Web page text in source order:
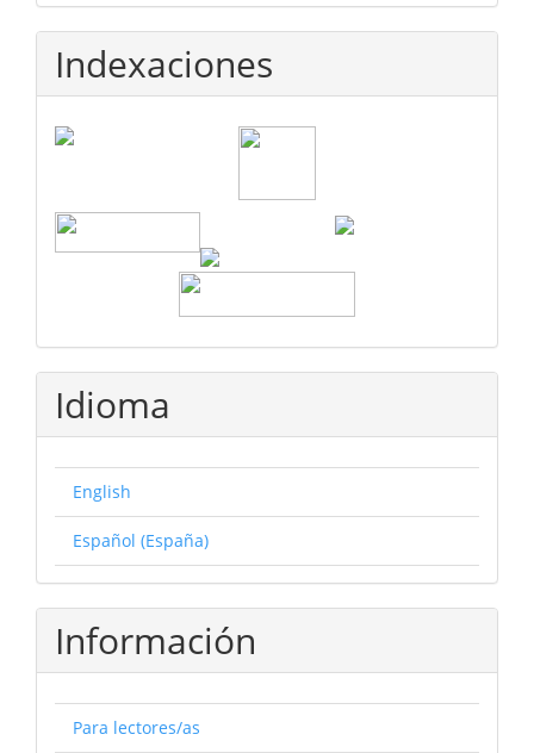
Indexaciones
Idioma
English
Español (España)
Información
Para lectores/as